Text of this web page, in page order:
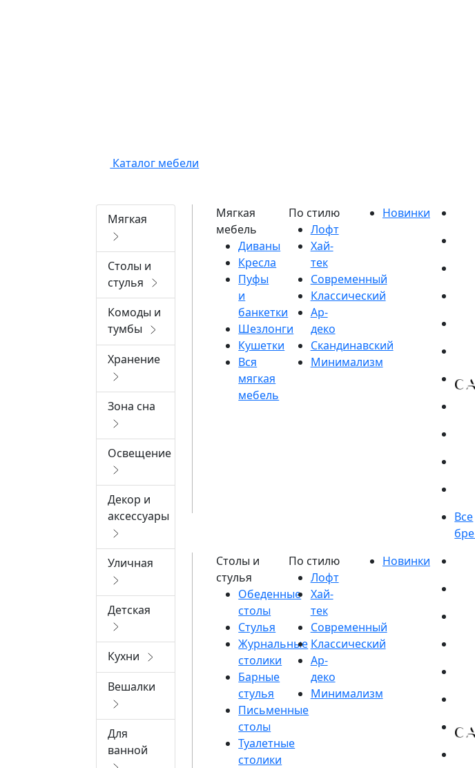
Каталог мебели
Мягкая
Столы и
стулья
Комоды и
тумбы
Хранение
Зона сна
Освещение
Декор и
аксессуары
Уличная
Детская
Кухни
Вешалки
Для
ванной
Диваны
Кресла
Пуфы
и
банкетки
Шезлонги
Кушетки
Обеденные
столы
Стулья
Журнальные
столики
Барные
стулья
Письменные
столы
Туалетные
столики